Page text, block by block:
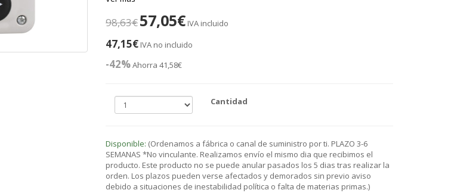
98,63€57,05€ IVA incluido
47,15€ IVA no incluido
-42%Ahorra 41,58€
Cantidad
Disponible: (Ordenamos a fábrica o canal de suministro por ti. PLAZO 3-6
SEMANAS *No vinculante. Realizamos envío el mismo dia que recibimos el
producto. Este producto no se puede anular pasados los 5 dias tras realizar la
orden. Los plazos pueden verse afectados y demorados sin previo aviso
debido a situaciones de inestabilidad política o falta de materias primas.)